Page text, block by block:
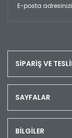
SİPARİŞ VE
SAYFALAR
BİLGİLER